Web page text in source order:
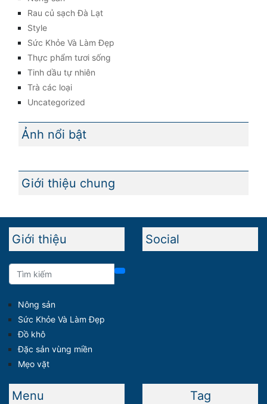
Rau củ sạch Đà Lạt
Style
Sức Khỏe Và Làm Đẹp
Thực phẩm tươi sống
Tinh dầu tự nhiên
Trà các loại
Uncategorized
Ảnh nổi bật
Giới thiệu chung
Giới thiệu
Nông sản
Sức Khỏe Và Làm Đẹp
Đồ khô
Đặc sản vùng miền
Mẹo vặt
Social
Menu Tag